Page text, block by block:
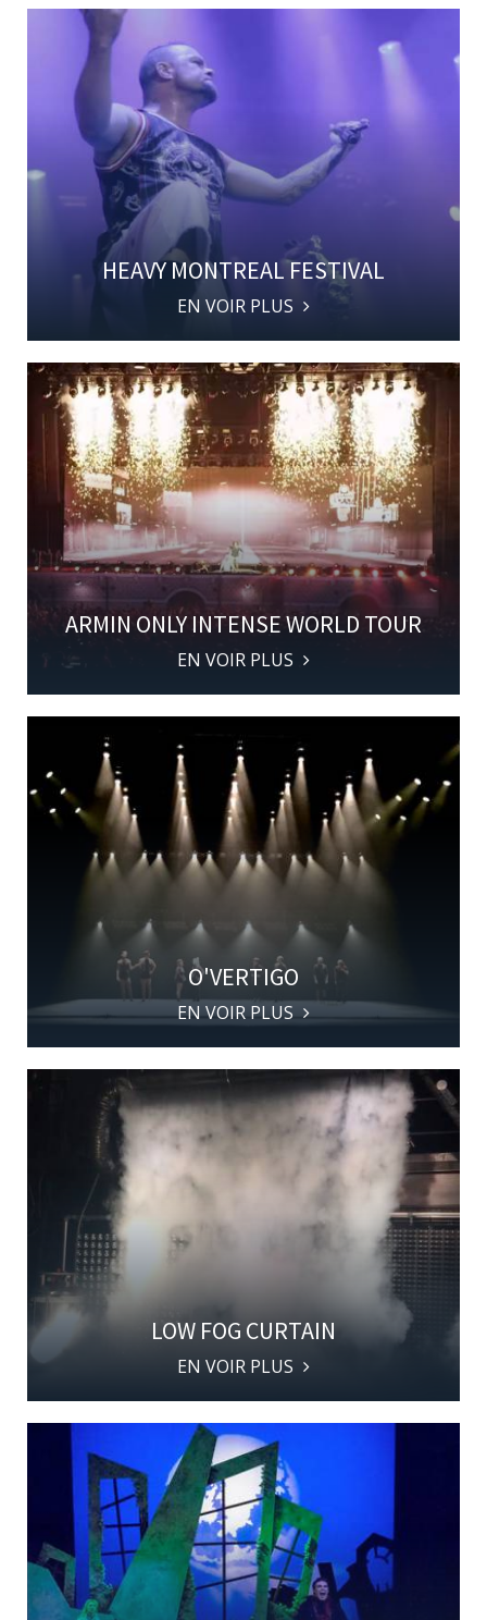
HEAVY MONTREAL FESTIVAL
EN VOIR PLUS
ARMIN ONLY INTENSE WORLD TOUR
EN VOIR PLUS
O'VERTIGO
EN VOIR PLUS
LOW FOG CURTAIN
EN VOIR PLUS